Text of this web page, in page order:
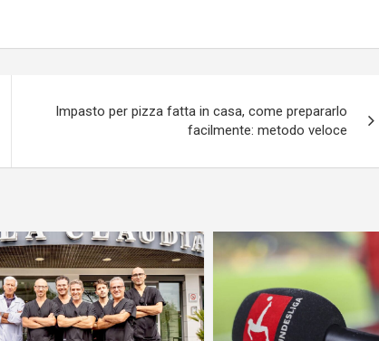
Impasto per pizza fatta in casa, come prepararlo
facilmente: metodo veloce